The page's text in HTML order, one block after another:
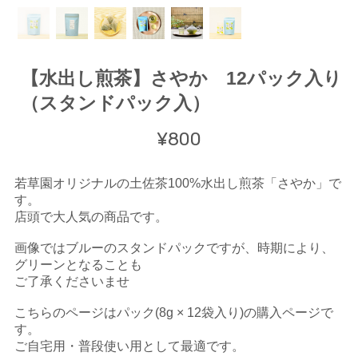
【水出し煎茶】さやか 12パック入り
（スタンドパック入）
¥800
若草園オリジナルの土佐茶100%水出し煎茶「さやか」で
す。
店頭で大人気の商品です。
画像ではブルーのスタンドパックですが、時期により、
グリーンとなることも
ご了承くださいませ
こちらのページはパック(8g × 12袋入り)の購入ページで
す。
ご自宅用・普段使い用として最適です。